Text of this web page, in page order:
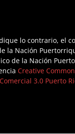
lo contrario, el
la Nación
de la Nación
Creative
3.0 Puerto